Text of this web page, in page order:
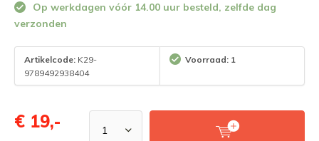
Op werkdagen vóór 14.00 uur besteld, zelfde dag
verzonden
Artikelcode: K29-
9789492938404
Voorraad: 1
€ 19,-